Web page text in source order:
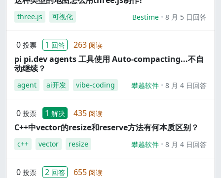
three.js 可视化 Bestime 8 月 5 日回答
0 投票 1 回答 263 阅读
pi pi.dev agents 工具使用 Auto-compacting...不自
动继续？
agent ai开发 vibe-coding 攀越软件 8 月 4 日回答
0 投票 1 解决 435 阅读
C++中vector的resize和reserve方法有何本质区别？
c++ vector resize 攀越软件 8 月 4 日回答
0 投票 2 回答 655 阅读